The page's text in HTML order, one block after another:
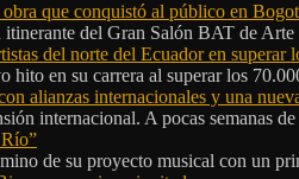
que conquistó al público en
del Gran Salón BAT de Arte
del norte del Ecuador en superar
en su carrera al superar los
alianzas internacionales y una
internacional. A pocas semanas
de su proyecto musical con un